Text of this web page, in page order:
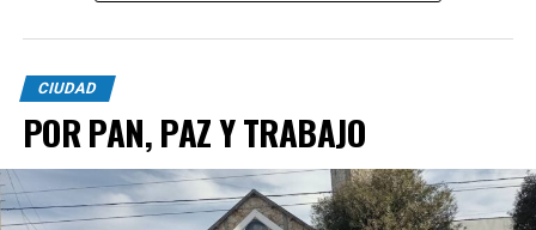
CIUDAD
POR PAN, PAZ Y TRABAJO